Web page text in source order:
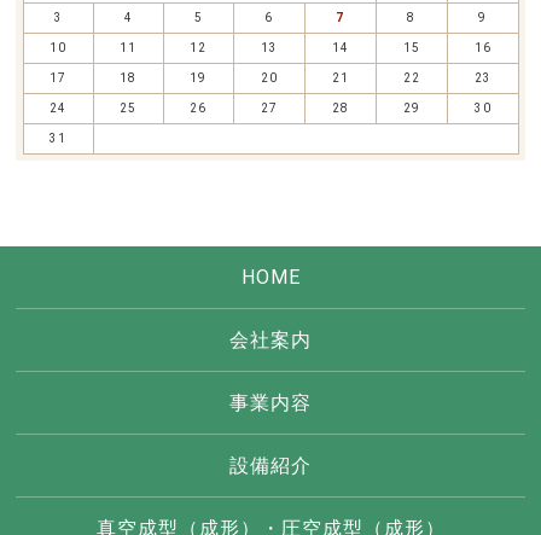
3 4 5 6 7 8 9
10 11 12 13 14 15 16
17 18 19 20 21 22 23
24 25 26 27 28 29 30
31
HOME
会社案内
事業内容
設備紹介
真空成型（成形）・圧空成型（成形）